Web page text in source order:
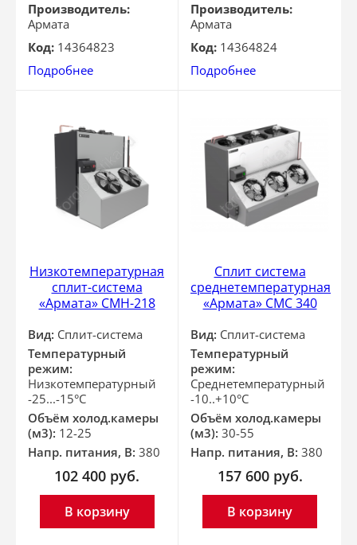
Производитель:
Армата
Код: 14364823
Подробнее
Производитель:
Армата
Код: 14364824
Подробнее
Низкотемпературная
сплит-система
«Армата» СМН-218
Вид: Сплит-система
Температурный
режим:
Низкотемпературный
-25...-15°С
Объём холод.камеры
(м3): 12-25
Напр. питания, В: 380
102 400 руб.
В корзину
Сплит система
среднетемпературная
«Армата» СМС 340
Вид: Сплит-система
Температурный
режим:
Среднетемпературный
-10..+10°С
Объём холод.камеры
(м3): 30-55
Напр. питания, В: 380
157 600 руб.
В корзину